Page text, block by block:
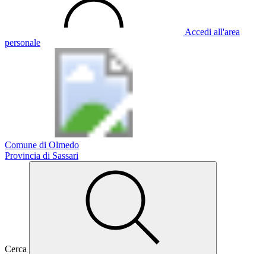
Accedi all'area
personale
Comune di Olmedo
Provincia di Sassari
Cerca